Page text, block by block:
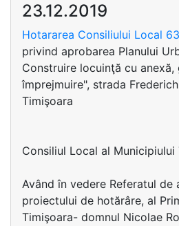
23.12.2019
Hotararea Consiliului Local
privind aprobarea Planului
Construire locuinţă cu
împrejmuire", strada
Timişoara
Consiliul Local al Municipiului
Având în vedere Referatul de
proiectului de hotărâre, al
Timişoara- domnul Nicolae